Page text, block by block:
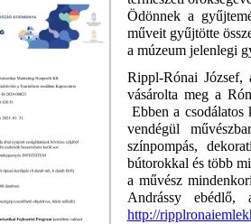
Ödönnek a
műveit gyűjtötte
a múzeum jelenlegi
Rippl-Rónai József,
vásárolta meg a
Ebben a
vendégül
színpompás,
bútorokkal és több
a művész
Andrássy
http://